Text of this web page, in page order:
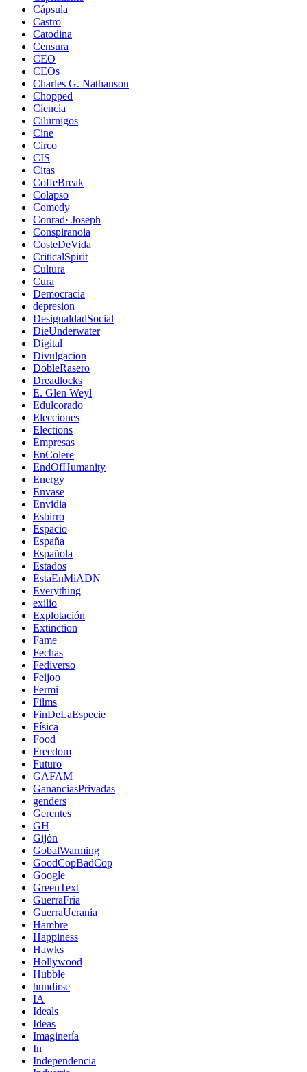
Cápsula
Castro
Catodina
Censura
CEO
CEOs
Charles G. Nathanson
Chopped
Ciencia
Cilurnigos
Cine
Circo
CIS
Citas
CoffeBreak
Colapso
Comedy
Conrad· Joseph
Conspiranoia
CosteDeVida
CriticalSpirit
Cultura
Cura
Democracia
depresion
DesigualdadSocial
DieUnderwater
Digital
Divulgacion
DobleRasero
Dreadlocks
E. Glen Weyl
Edulcorado
Elecciones
Elections
Empresas
EnColere
EndOfHumanity
Energy
Envase
Envidia
Esbirro
Espacio
España
Española
Estados
EstaEnMiADN
Everything
exilio
Explotación
Extinction
Fame
Fechas
Fediverso
Feijoo
Fermi
Films
FinDeLaEspecie
Física
Food
Freedom
Futuro
GAFAM
GananciasPrivadas
genders
Gerentes
GH
Gijón
GobalWarming
GoodCopBadCop
Google
GreenText
GuerraFria
GuerraUcrania
Hambre
Happiness
Hawks
Hollywood
Hubble
hundirse
IA
Ideals
Ideas
Imaginería
In
Independencia